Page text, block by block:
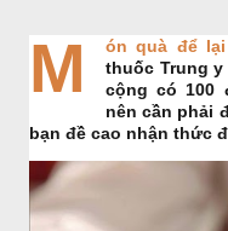
M
ón quà để
thuốc Trung
cộng có 100
nên cần phải
bạn đề cao nhận thức